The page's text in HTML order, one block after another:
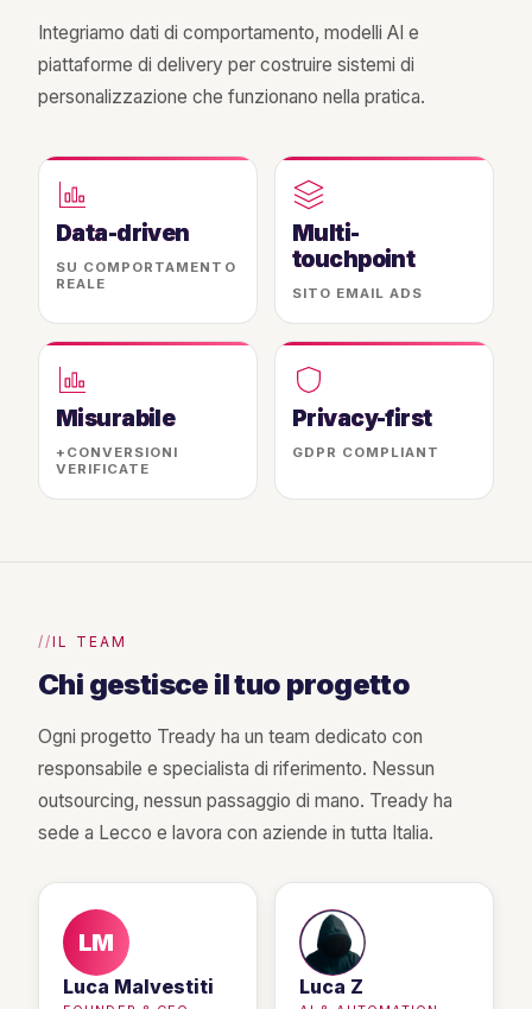
Integriamo dati di comportamento, modelli AI e
piattaforme di delivery per costruire sistemi di
personalizzazione che funzionano nella pratica.
Data-driven
SU COMPORTAMENTO
REALE
Multi-
touchpoint
SITO EMAIL ADS
Misurabile
+CONVERSIONI
VERIFICATE
Privacy-first
GDPR COMPLIANT
IL TEAM
Chi gestisce il tuo progetto
Ogni progetto Tready ha un team dedicato con
responsabile e specialista di riferimento. Nessun
outsourcing, nessun passaggio di mano. Tready ha
sede a Lecco e lavora con aziende in tutta Italia.
LM
Luca Malvestiti Luca Z